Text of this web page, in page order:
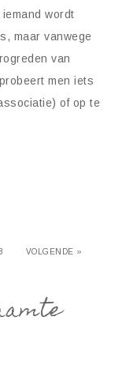
wordt
maar vanwege
van
men iets
of op te
VOLGENDE »